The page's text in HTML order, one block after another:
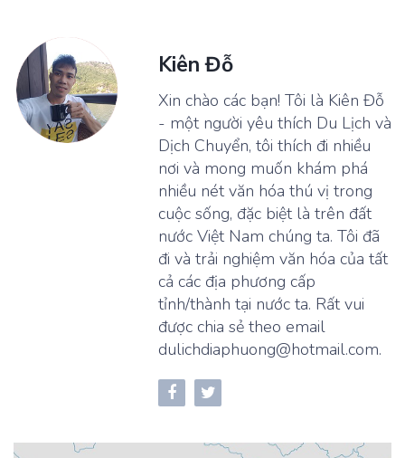
Kiên Đỗ
Xin chào các bạn! Tôi là Kiên Đỗ
- một người yêu thích Du Lịch và
Dịch Chuyển, tôi thích đi nhiều
nơi và mong muốn khám phá
nhiều nét văn hóa thú vị trong
cuộc sống, đặc biệt là trên đất
nước Việt Nam chúng ta. Tôi đã
đi và trải nghiệm văn hóa của tất
cả các địa phương cấp
tỉnh/thành tại nước ta. Rất vui
được chia sẻ theo email
dulichdiaphuong@hotmail.com.